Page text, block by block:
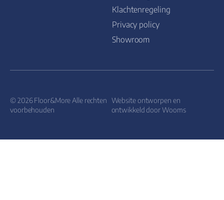
Klachtenregeling
Privacy policy
Showroom
© 2026 Floor&More Alle rechten
voorbehouden
Website ontworpen en
ontwikkeld doorWooms